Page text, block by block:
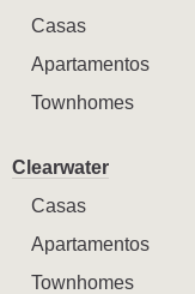
Casas
Apartamentos
Townhomes
Clearwater
Casas
Apartamentos
Townhomes